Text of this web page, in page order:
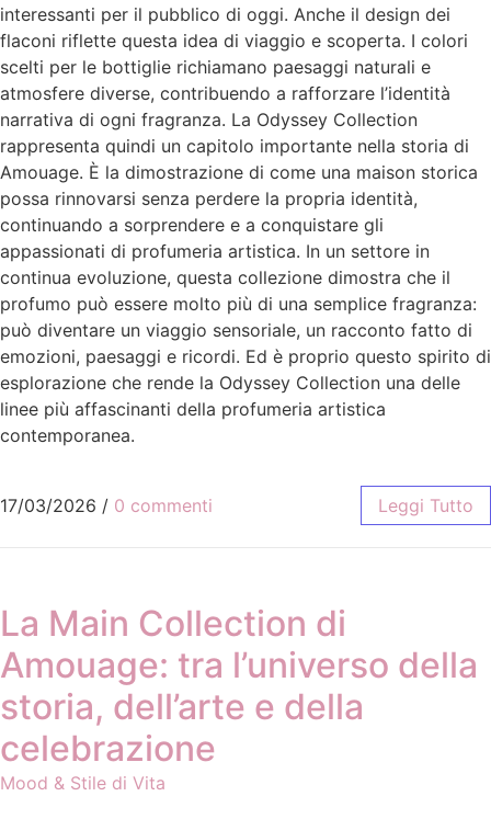
interessanti per il pubblico di oggi. Anche il design dei
flaconi riflette questa idea di viaggio e scoperta. I colori
scelti per le bottiglie richiamano paesaggi naturali e
atmosfere diverse, contribuendo a rafforzare l’identità
narrativa di ogni fragranza. La Odyssey Collection
rappresenta quindi un capitolo importante nella storia di
Amouage. È la dimostrazione di come una maison storica
possa rinnovarsi senza perdere la propria identità,
continuando a sorprendere e a conquistare gli
appassionati di profumeria artistica. In un settore in
continua evoluzione, questa collezione dimostra che il
profumo può essere molto più di una semplice fragranza:
può diventare un viaggio sensoriale, un racconto fatto di
emozioni, paesaggi e ricordi. Ed è proprio questo spirito di
esplorazione che rende la Odyssey Collection una delle
linee più affascinanti della profumeria artistica
contemporanea.
17/03/2026 / 0 commenti Leggi Tutto
La Main Collection di
Amouage: tra l’universo della
storia, dell’arte e della
celebrazione
Mood & Stile di Vita